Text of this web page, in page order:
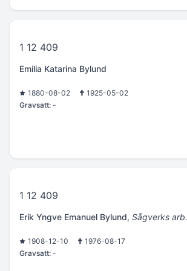
1 12 409
Emilia Katarina Bylund
1880-08-02
1925-05-02
Gravsatt: -
1 12 409
Erik Yngve Emanuel Bylund, Sågverks arb.
1908-12-10
1976-08-17
Gravsatt: -